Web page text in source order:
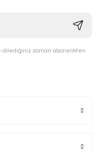
dilediğiniz zaman abonelikten